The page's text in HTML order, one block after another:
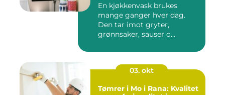
En kjøkkenvask brukes
mange ganger hver dag.
Den tar imot gryter,
grønnsaker, sauser o...
03. okt
Tømrer i Mo i Rana: Kvalitet